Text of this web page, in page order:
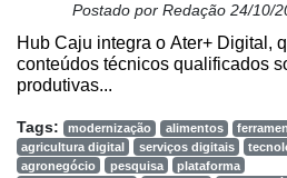
Postado por Redação 24/10/
Hub Caju integra o Ater+ Digital,
conteúdos técnicos qualificados
produtivas...
Tags: modernização alimentos
agricultura digital
serviços digitais
agronegócio
pesquisa
plataforma